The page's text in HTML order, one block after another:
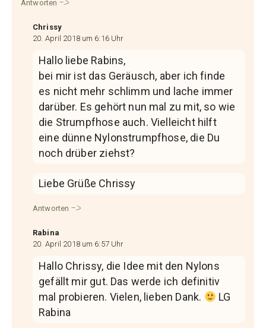
Antworten
Chrissy
20. April 2018 um 6:16 Uhr
Hallo liebe Rabins,
bei mir ist das Geräusch, aber ich finde
es nicht mehr schlimm und lache immer
darüber. Es gehört nun mal zu mit, so wie
die Strumpfhose auch. Vielleicht hilft
eine dünne Nylonstrumpfhose, die Du
noch drüber ziehst?
Liebe Grüße Chrissy
Antworten
Rabina
20. April 2018 um 6:57 Uhr
Hallo Chrissy, die Idee mit den Nylons
gefällt mir gut. Das werde ich definitiv
mal probieren. Vielen, lieben Dank.
LG
Rabina